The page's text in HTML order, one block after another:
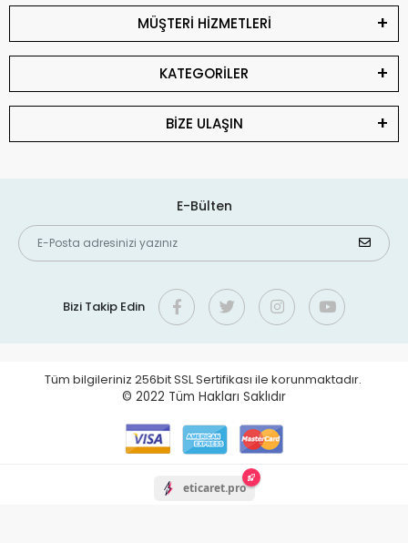
MÜŞTERİ HİZMETLERİ
KATEGORİLER
BİZE ULAŞIN
E-Bülten
Bizi Takip Edin
Tüm bilgileriniz 256bit SSL Sertifikası ile korunmaktadır.
© 2022 Tüm Hakları Saklıdır
eticaret.pro